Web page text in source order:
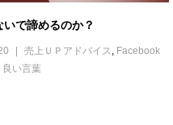
で諦めるのか？
売上ＵＰアドバイス, Facebook
良い言葉